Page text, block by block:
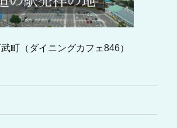
町（ダイニングカフェ846）